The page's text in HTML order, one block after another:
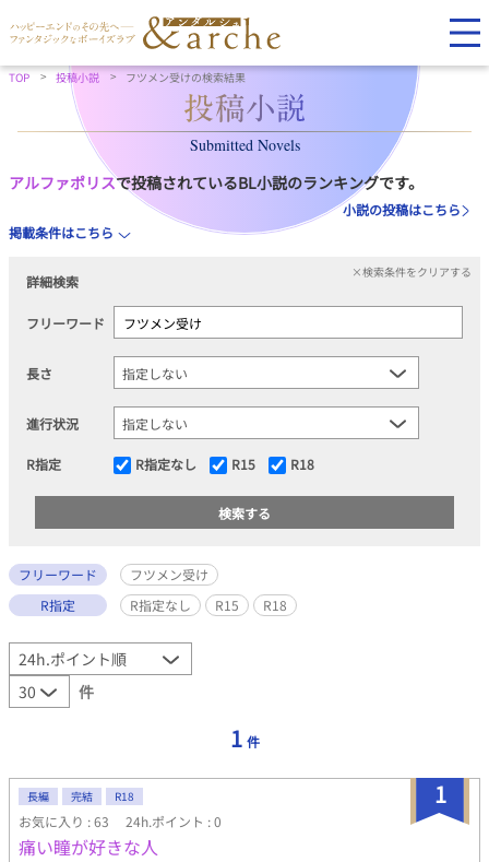
TOP 投稿小説 フツメン受けの検索結果
Submitted Novels
アルファポリスで投稿されているBL小説のランキングです。
小説の投稿はこちら
掲載条件はこちら
詳細検索
×検索条件をクリアする
フリーワード
長さ
進行状況
R指定 R指定なし R15 R18
フリーワード
フツメン受け
R指定
R指定なし R15 R18
件
1 件
1
長編 完結 R18
お気に入り : 63 24h.ポイント : 0
痛い瞳が好きな人